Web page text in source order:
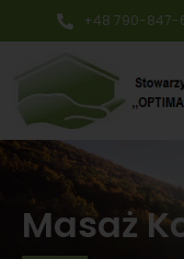
+48 790-847-
Masaż